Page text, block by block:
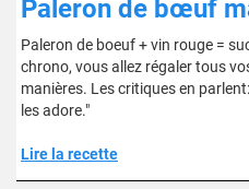
Paleron de bœuf
Paleron de boeuf + vin rouge =
chrono, vous allez régaler tous
manières. Les critiques en
les adore."
Lire la recette